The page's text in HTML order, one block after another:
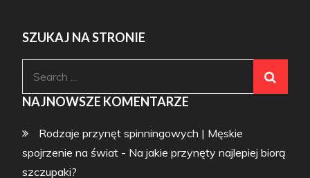
SZUKAJ NA STRONIE
NAJNOWSZE KOMENTARZE
Rodzaje przynęt spinningowych | Męskie
spojrzenie na świat - Na jakie przynęty najlepiej biorą
szczupaki?